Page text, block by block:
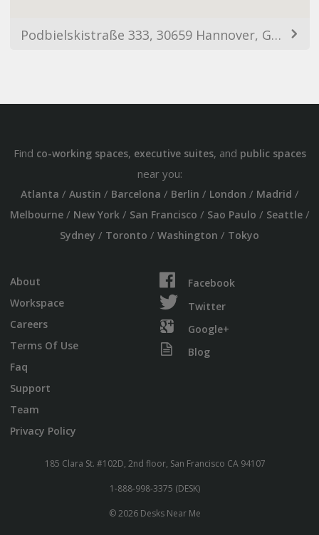
Podbielskistraße 333, 30659 Hannover, Germany
Find co-working spaces, executive suites, and public spaces
near you:
Atlanta / Austin / Barcelona / Berlin / London / Madrid /
Melbourne/ New York/ San Francisco / Sao Paulo / Seattle/
Sydney / Toronto / Washington / Tokyo
About
Workspace
Careers
Terms Of Use
Faq
Support
Team
Privacy Policy
Facebook
Twitter
Google+
Blog
185 Clara St. #102D, 2nd floor, San Francisco CA 94107
1-888-998-3375 (DESK)
© 2026 Desks Near Me